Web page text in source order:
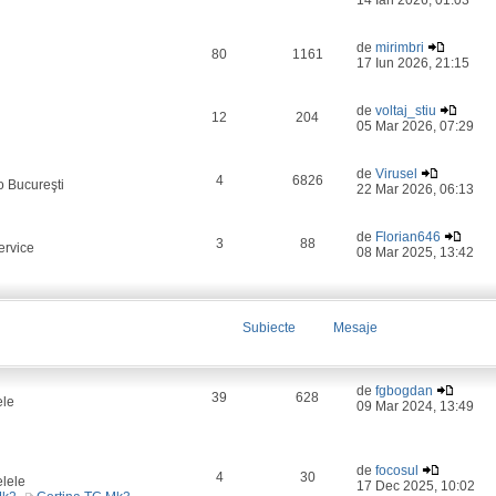
80 1161 demirimbri
17 Iun 2026, 21:15
12 204 devoltaj_stiu
05 Mar 2026, 07:29
Bucureşti 4 6826 deVirusel
22 Mar 2026, 06:13
3 88 de Florian646
08 Mar 2025, 13:42
Subiecte Mesaje
39 628 defgbogdan
09 Mar 2024, 13:49
4 30 defocosul
17 Dec 2025, 10:02